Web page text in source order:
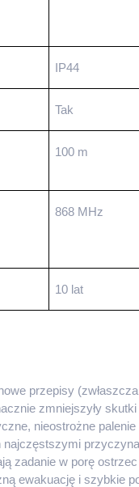
IP44
Tak
100 m
868 MHz
10 lat
przepisy (zwłaszcza
zmniejszyły
nieostrożne palenie
najczęstszymi
zadanie w porę ostrzec
ewakuację i szybkie